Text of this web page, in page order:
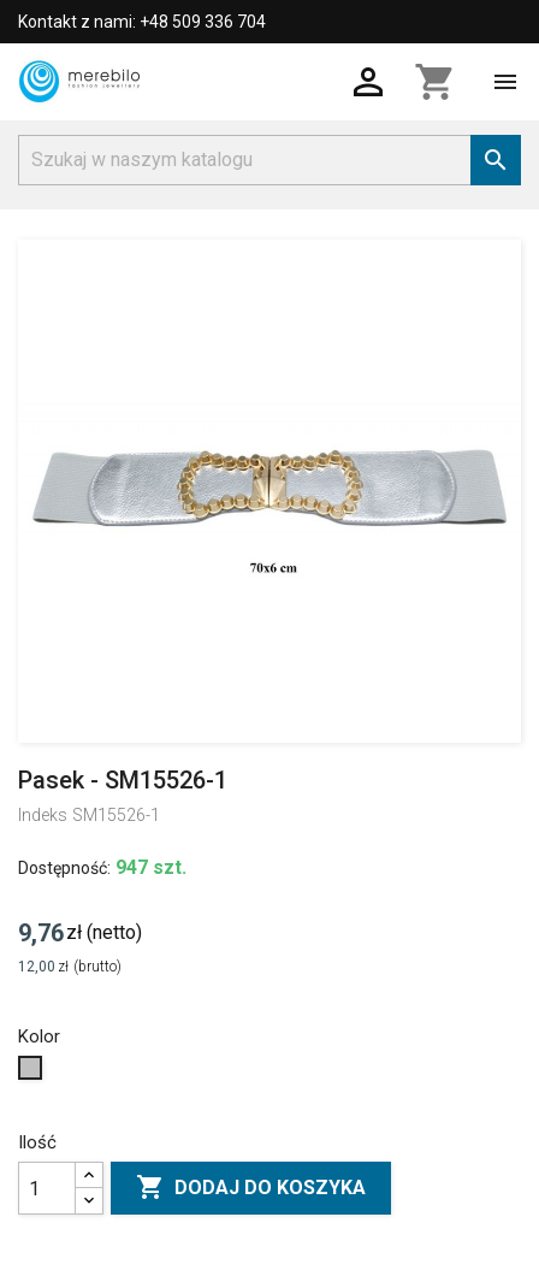
Kontakt z nami: +48 509 336 704
 shopping_cart 

Pasek - SM15526-1
Indeks SM15526-1
Dostępność: 947 szt.
9,76zł (netto)
12,00 zł (brutto)
Kolor
Ilość
 DODAJ DO KOSZYKA